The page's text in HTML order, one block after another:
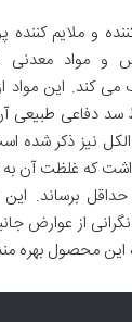
و ملایم کننده
و مواد
می کند. این
دفاعی طبیعی
نیز ذکر شده
که غلظت آن
برساند.
از عوارض
این محصول بهره